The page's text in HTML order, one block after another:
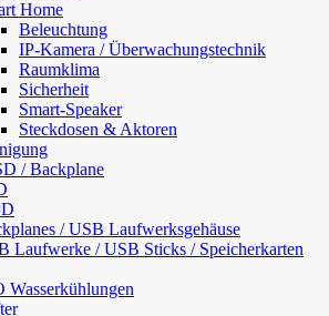
Home
Beleuchtung
IP-Kamera / Überwachungstechnik
Raumklima
Sicherheit
Smart-Speaker
Steckdosen & Aktoren
/ Backplane
/ USB Laufwerksgehäuse
Laufwerke / USB Sticks / Speicherkarten
Wasserkühlungen